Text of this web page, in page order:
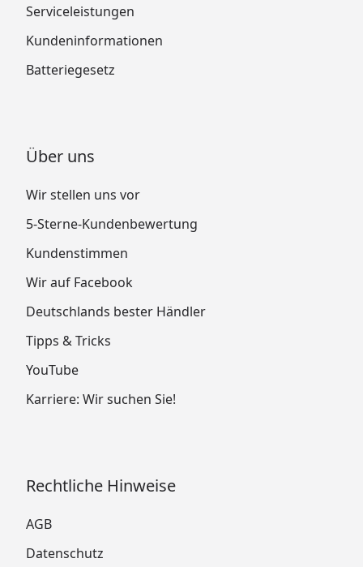
Serviceleistungen
Kundeninformationen
Batteriegesetz
Über uns
Wir stellen uns vor
5-Sterne-Kundenbewertung
Kundenstimmen
Wir auf Facebook
Deutschlands bester Händler
Tipps & Tricks
YouTube
Karriere: Wir suchen Sie!
Rechtliche Hinweise
AGB
Datenschutz